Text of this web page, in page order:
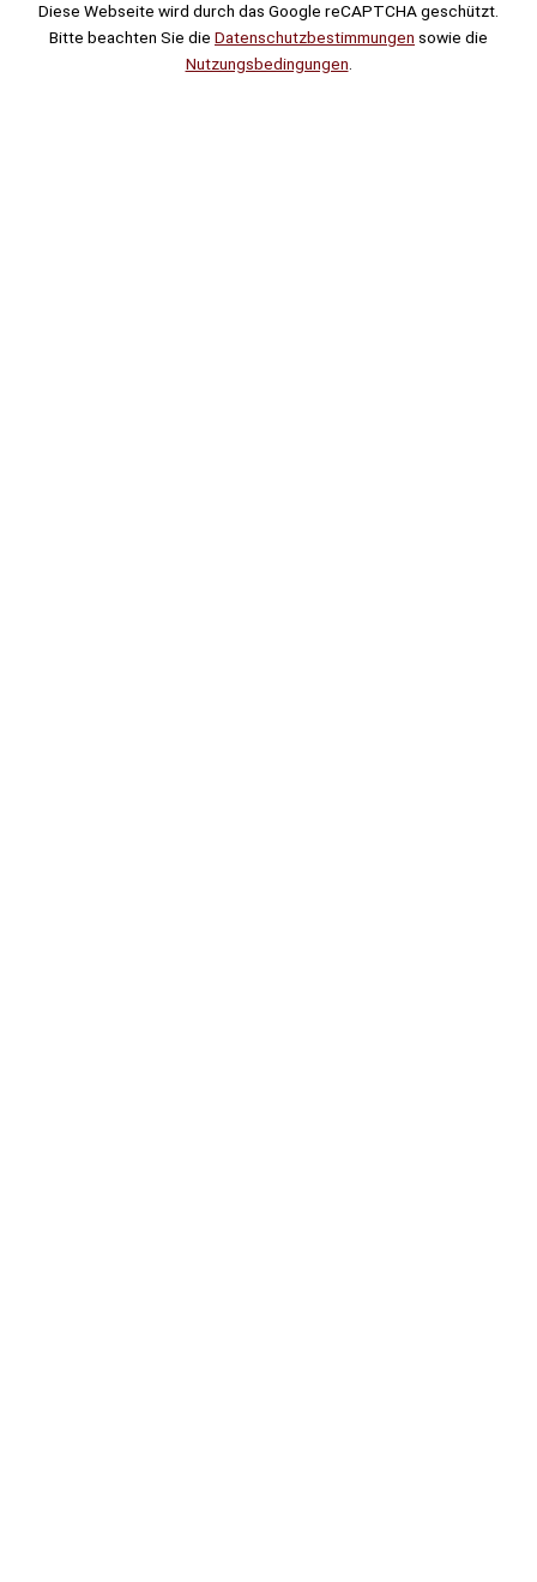
Diese Webseite wird durch das Google reCAPTCHA geschützt.
Bitte beachten Sie die Datenschutzbestimmungen sowie die
Nutzungsbedingungen